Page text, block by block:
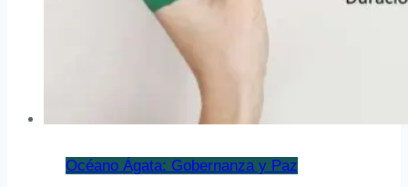
Océano Ágata: Gobernanza y Paz